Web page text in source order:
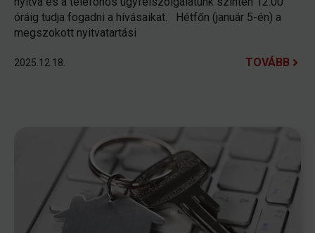
óráig tudja fogadni a hívásaikat. Hétfőn (január 5-én) a
megszokott nyitvatartási
2025.12.18. TOVÁBB